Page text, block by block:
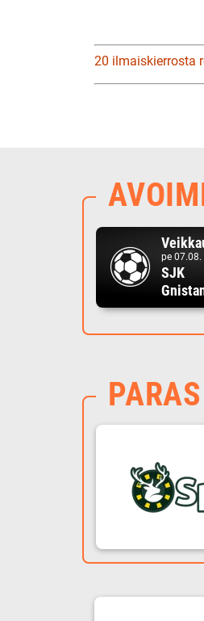
20 ilmaiskierrosta
pe
SJK